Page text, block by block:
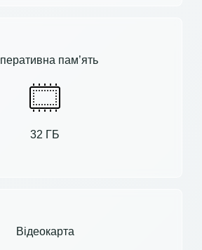
пам’ять
32 ГБ
Відеокарта